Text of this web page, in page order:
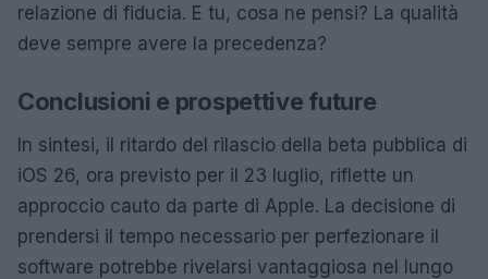
relazione di fiducia. E tu, cosa ne pensi? La qualità
deve sempre avere la precedenza?
Conclusioni e prospettive future
In sintesi, il ritardo del rilascio della beta pubblica di
iOS 26, ora previsto per il 23 luglio, riflette un
approccio cauto da parte di Apple. La decisione di
prendersi il tempo necessario per perfezionare il
software potrebbe rivelarsi vantaggiosa nel lungo